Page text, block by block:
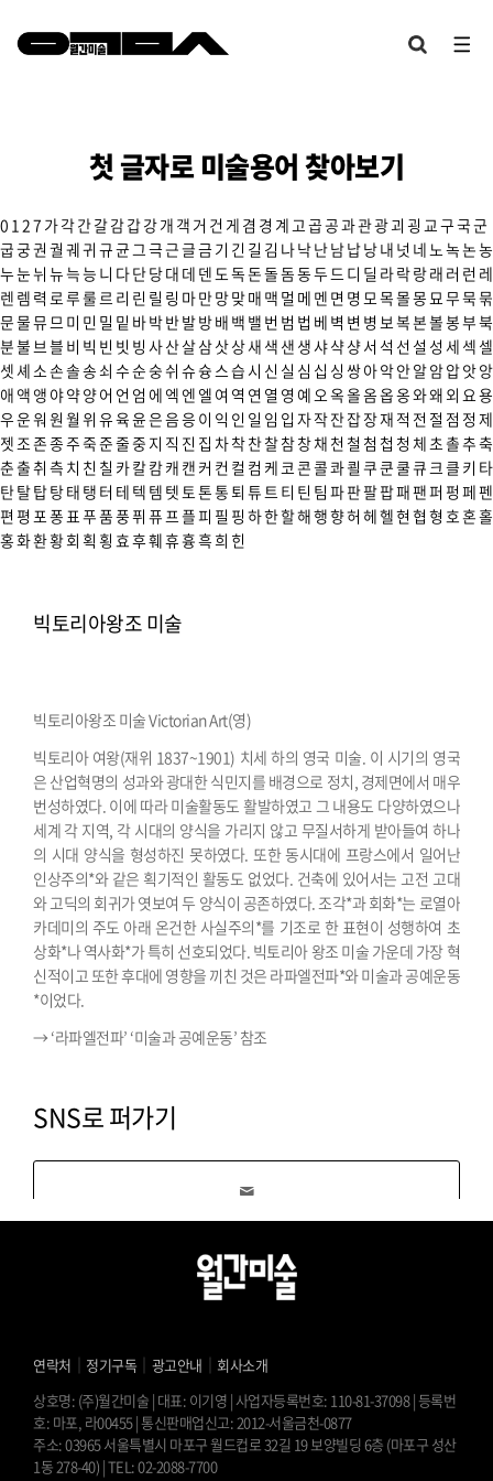
첫 글자로 미술용어 찾아보기
0 1 27 가각간갈감갑강개 객 거 건 게 겸 경 계 고 곱공과관광괴 굉 교 구국군
굽궁권 궐 궤귀 규균그극근글금기 긴 길 김 나낙난남납낭내 넛 네 노 녹논농
누눈뉘 뉴늑능 니 다단당대 데 덴 도 독돈돌돔동두 드 디 딜 라락랑래 러 런 레
렌 렘 력 로 루룰 르 리 린 릴 링 마만망맞매 맥 멀 메 멘 면 명 모 목몰몽 묘 무묵묶
문물뮤 므 미 민 밀 밑 바박반발방배 백 밸 번 범 법 베 벽 변 병 보 복본볼봉부북
분불 브 블 비 빅 빈 빗 빙 사산살삼삿상새 색 샌 생샤샥샹서 석 선 설 성 세 섹 셀
셋셰 소손솔송쇠 수순숭쉬 슈슝 스습 시 신 실 심 십 싱 쌍아악안알암압앗앙
애 액 앵 야약양어 언 엄 에 엑 엔 엘 여 역 연 열 영 예 오 옥올옴옵옹와왜 외 요 용
우운워 원 월 위 유육윤은음응 이 익 인 일 임 입 자작잔잡장재 적 전 절 점 정 제
젯 조존종주죽준줄중 지 직 진 집 차착찬찰참창채 천 철 첨 첩 청 체 초촐추축
춘출취 측 치 친 칠 카칼캄캐 캔 커 컨 컬 컴 케 코 콘콜콰쾰 쿠쿤쿨큐 크 클 키 타
탄탈탑탕태 탱 터 테 텍 템 텟 토 톤통퇴 튜 트 티 틴 팀 파판팔팝패팬퍼 펑 페펜
편 평 포 퐁 표 푸품풍퓌 퓨 프 플피 필 핑 하한할해행향허 헤헬현 협 형 호혼홀
홍화환황회 획 횡 효후훼휴흉흑희 힌
빅토리아왕조 미술
빅토리아왕조 미술 Victorian Art(영)
빅토리아 여왕(재위 1837~1901) 치세 하의 영국 미술. 이 시기의 영국
은 산업혁명의 성과와 광대한 식민지를 배경으로 정치, 경제면에서 매우
번성하였다. 이에 따라 미술활동도 활발하였고 그 내용도 다양하였으나
세계 각 지역, 각 시대의 양식을 가리지 않고 무질서하게 받아들여 하나
의 시대 양식을 형성하진 못하였다. 또한 동시대에 프랑스에서 일어난
인상주의*와 같은 획기적인 활동도 없었다. 건축에 있어서는 고전 고대
와 고딕의 회귀가 엿보여 두 양식이 공존하였다. 조각*과 회화*는 로열아
카데미의 주도 아래 온건한 사실주의*를 기조로 한 표현이 성행하여 초
상화*나 역사화*가 특히 선호되었다. 빅토리아 왕조 미술 가운데 가장 혁
신적이고 또한 후대에 영향을 끼친 것은 라파엘전파*와 미술과 공예운동
*이었다.
→ ‘라파엘전파’ ‘미술과 공예운동’ 참조
SNS로 퍼가기
연락처 ｜ 정기구독 ｜ 광고안내 ｜ 회사소개
상호명: (주)월간미술 | 대표: 이기영 | 사업자등록번호: 110-81-37098 | 등록번
호: 마포, 라00455 | 통신판매업신고: 2012-서울금천-0877
주소: 03965 서울특별시 마포구 월드컵로 32길 19 보양빌딩 6층 (마포구 성산
1동 278-40) | TEL: 02-2088-7700